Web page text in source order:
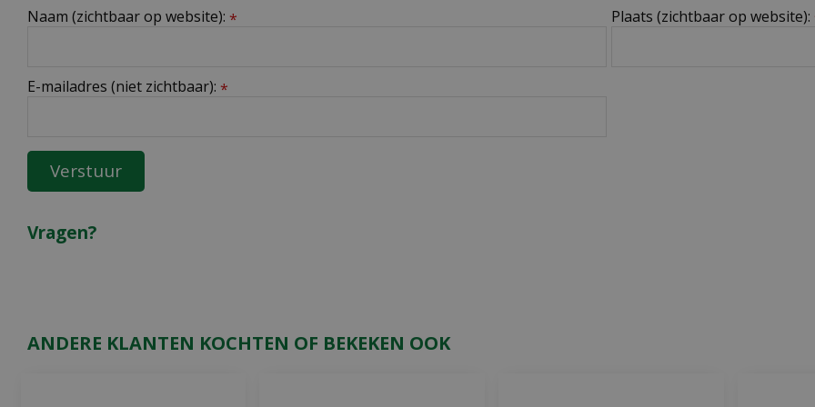
Naam (zichtbaar op website): * Plaats (zichtbaar op website):
E-mailadres (niet zichtbaar): *
Vragen?
ANDERE KLANTEN KOCHTEN OF BEKEKEN OOK